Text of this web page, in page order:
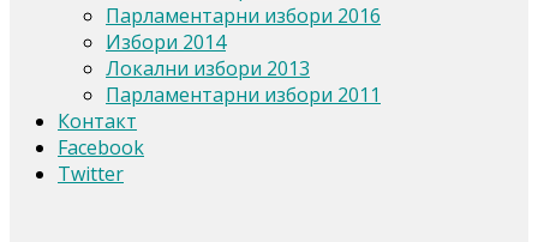
Парламентарни избори 2016
Избори 2014
Локални избори 2013
Парламентарни избори 2011
Контакт
Facebook
Twitter